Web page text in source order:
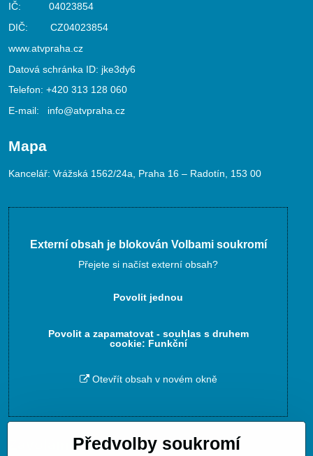
IČ: 04023854
DIČ: CZ04023854
www.atvpraha.cz
Datová schránka ID: jke3dy6
Telefon: +420 313 128 060
E-mail: info@atvpraha.cz
Mapa
Kancelář: Vrážská 1562/24a, Praha 16 – Radotín, 153 00
Externí obsah je blokován Volbami soukromí
Přejete si načíst externí obsah?
Povolit jednou
Povolit a zapamatovat - souhlas s druhem
cookie: Funkční
Otevřít obsah v novém okně
Zavoláme Vám zpět
Předvolby soukromí